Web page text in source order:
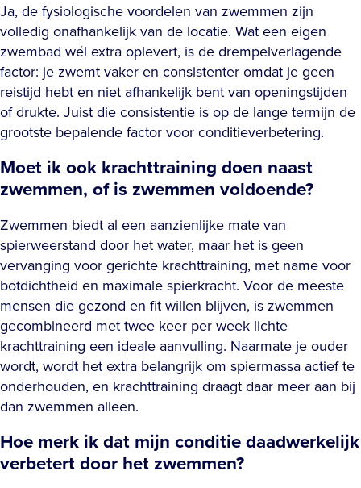
Ja, de fysiologische voordelen van zwemmen zijn
volledig onafhankelijk van de locatie. Wat een eigen
zwembad wél extra oplevert, is de drempelverlagende
factor: je zwemt vaker en consistenter omdat je geen
reistijd hebt en niet afhankelijk bent van openingstijden
of drukte. Juist die consistentie is op de lange termijn de
grootste bepalende factor voor conditieverbetering.
Moet ik ook krachttraining doen naast
zwemmen, of is zwemmen voldoende?
Zwemmen biedt al een aanzienlijke mate van
spierweerstand door het water, maar het is geen
vervanging voor gerichte krachttraining, met name voor
botdichtheid en maximale spierkracht. Voor de meeste
mensen die gezond en fit willen blijven, is zwemmen
gecombineerd met twee keer per week lichte
krachttraining een ideale aanvulling. Naarmate je ouder
wordt, wordt het extra belangrijk om spiermassa actief te
onderhouden, en krachttraining draagt daar meer aan bij
dan zwemmen alleen.
Hoe merk ik dat mijn conditie daadwerkelijk
verbetert door het zwemmen?